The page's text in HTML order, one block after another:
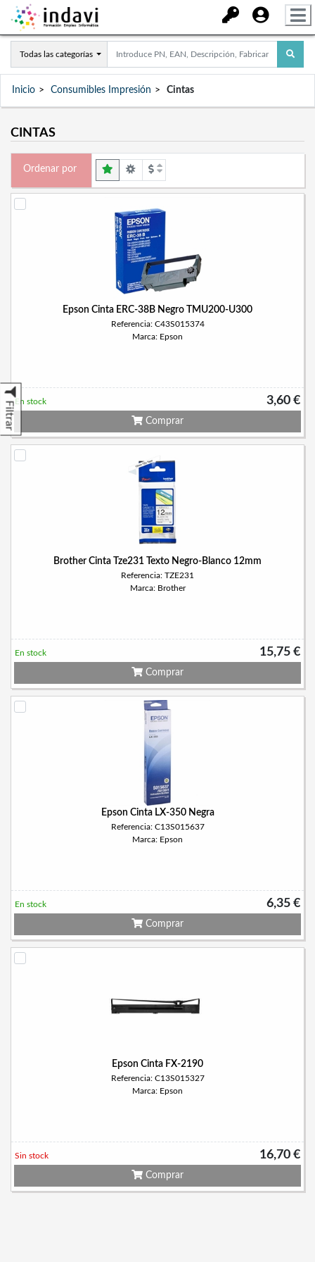
Todas las categorías
Inicio Consumibles Impresión Cintas
CINTAS
Filtrar
Ordenar por
Epson Cinta ERC-38B Negro TMU200-U300
Referencia: C43S015374
Marca: Epson
3,60 €
En stock
Comprar
Brother Cinta Tze231 Texto Negro-Blanco 12mm
Referencia: TZE231
Marca: Brother
15,75 €
En stock
Comprar
Epson Cinta LX-350 Negra
Referencia: C13S015637
Marca: Epson
6,35 €
En stock
Comprar
Epson Cinta FX-2190
Referencia: C13S015327
Marca: Epson
16,70 €
Sin stock
Comprar